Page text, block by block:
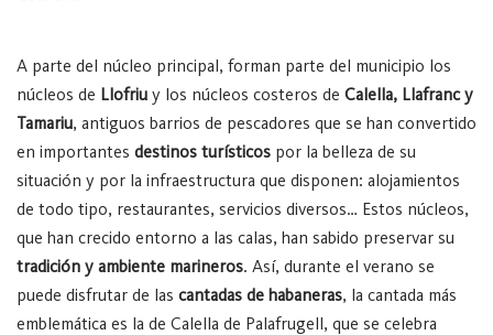
A parte del núcleo principal, forman parte del municipio los
núcleos de Llofriu y los núcleos costeros de Calella, Llafranc y
Tamariu, antiguos barrios de pescadores que se han convertido
en importantes destinos turísticos por la belleza de su
situación y por la infraestructura que disponen: alojamientos
de todo tipo, restaurantes, servicios diversos… Estos núcleos,
que han crecido entorno a las calas, han sabido preservar su
tradición y ambiente marineros. Así, durante el verano se
puede disfrutar de las cantadas de habaneras, la cantada más
emblemática es la de Calella de Palafrugell, que se celebra